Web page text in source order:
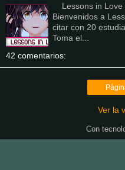
Lessons in Love
Bienvenidos a
citar con 20
Toma el...
42 comentarios:
Ver la
Con